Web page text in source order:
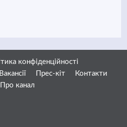
конфіденційності
Вакансії Прес-кіт
Контакти
Про канал